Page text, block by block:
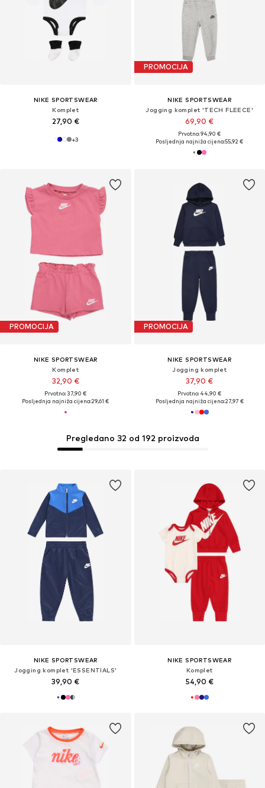
NIKE SPORTSWEAR
Komplet
27,90 €
+3
PROMOCIJA
NIKE SPORTSWEAR
Jogging komplet 'TECH FLEECE'
69,90 €
Prvotno: 94,90 €
Posljednja najniža cijena:55,92 €
PROMOCIJA
NIKE SPORTSWEAR
Komplet
32,90 €
Prvotno: 37,90 €
Posljednja najniža cijena:29,61 €
PROMOCIJA
NIKE SPORTSWEAR
Jogging komplet
37,90 €
Prvotno: 44,90 €
Posljednja najniža cijena:27,97 €
NIKE SPORTSWEAR
Jogging komplet 'ESSENTIALS'
39,90 €
Pregledano 32 od 192 proizvoda
NIKE SPORTSWEAR
Komplet
54,90 €